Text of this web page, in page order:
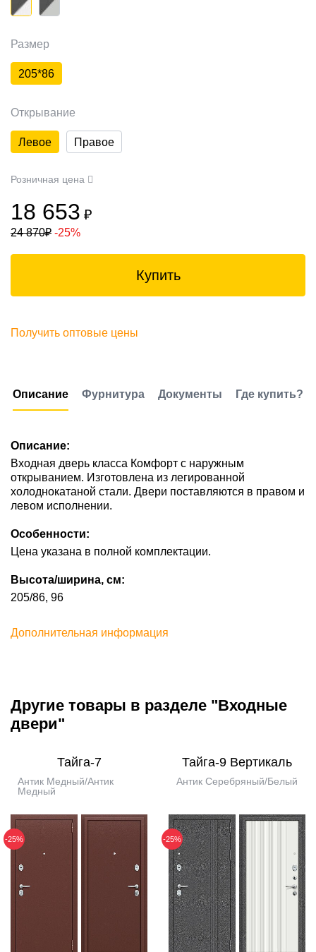
Размер
205*86
Открывание
Левое Правое
Розничная цена
18 653 ₽
24 870₽ -25%
Купить
Получить оптовые цены
Описание Фурнитура Документы Где купить?
Описание:
Входная дверь класса Комфорт с наружным
открыванием. Изготовлена из легированной
холоднокатаной стали. Двери поставляются в правом и
левом исполнении.
Особенности:
Цена указана в полной комплектации.
Высота/ширина, см:
205/86, 96
Дополнительная информация
Другие товары в разделе "Входные
двери"
Тайга-7
Антик Медный/Антик
Медный
-25%
Тайга-9 Вертикаль
Антик Серебряный/Белый
-25%